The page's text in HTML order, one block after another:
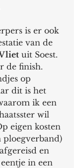
is er ook
van de
uit Soest.
de finish.
op
dit is het
ik een
wil
eigen kosten
en
in een